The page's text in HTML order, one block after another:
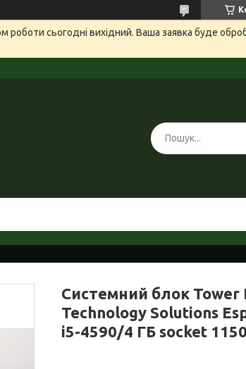
роботи сьогодні вихідний. Ваша заявка буде
Системний блок Tower
Technology Solutions
i5-4590/4 ГБ socket